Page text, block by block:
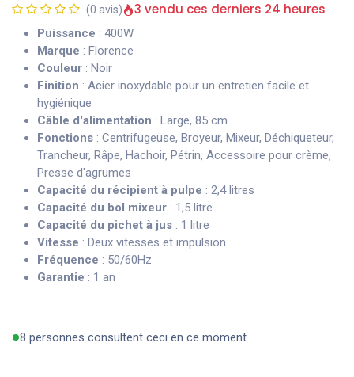
(0 avis) 3 vendu ces derniers 24 heures
Puissance : 400W
Marque : Florence
Couleur : Noir
Finition : Acier inoxydable pour un entretien facile et
hygiénique
Câble d'alimentation : Large, 85 cm
Fonctions : Centrifugeuse, Broyeur, Mixeur, Déchiqueteur,
Trancheur, Râpe, Hachoir, Pétrin, Accessoire pour crème,
Presse d'agrumes
Capacité du récipient à pulpe : 2,4 litres
Capacité du bol mixeur : 1,5 litre
Capacité du pichet à jus : 1 litre
Vitesse : Deux vitesses et impulsion
Fréquence : 50/60Hz
Garantie : 1 an
8 personnes consultent ceci en ce moment